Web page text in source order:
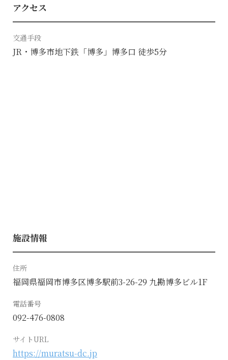
アクセス
交通手段
JR・博多市地下鉄「博多」博多口 徒歩5分
施設情報
住所
福岡県福岡市博多区博多駅前3-26-29 九勘博多ビル1F
電話番号
092-476-0808
サイトURL
https://muratsu-dc.jp